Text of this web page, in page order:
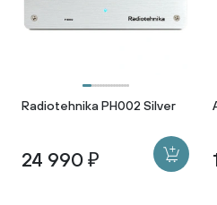
Radiotehnika PH002 Silver
24 990 ₽